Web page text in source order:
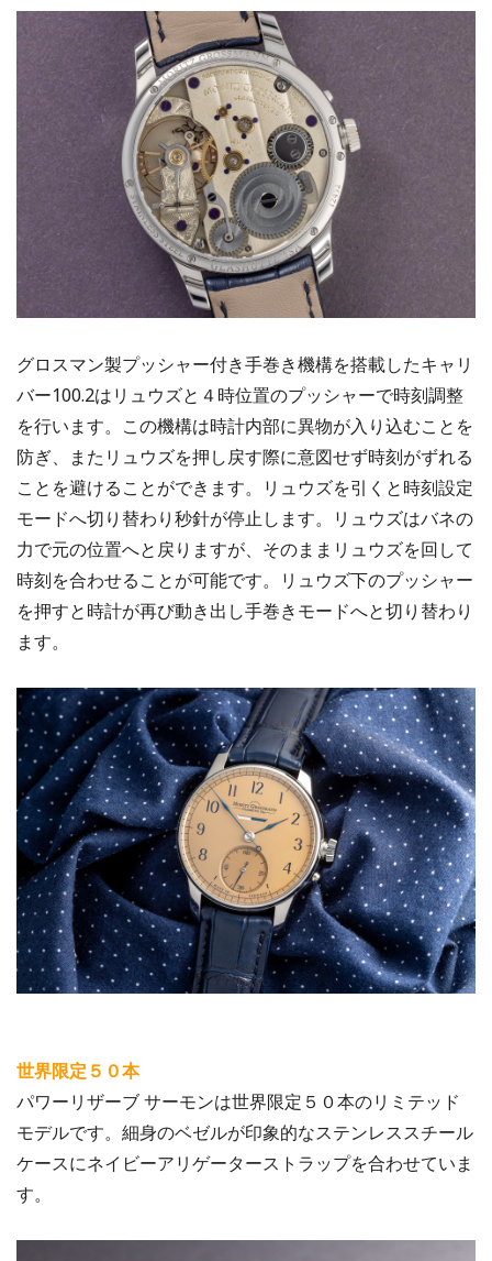
グロスマン製プッシャー付き手巻き機構を搭載したキャリ
バー100.2はリュウズと４時位置のプッシャーで時刻調整
を行います。この機構は時計内部に異物が入り込むことを
防ぎ、またリュウズを押し戻す際に意図せず時刻がずれる
ことを避けることができます。リュウズを引くと時刻設定
モードへ切り替わり秒針が停止します。リュウズはバネの
力で元の位置へと戻りますが、そのままリュウズを回して
時刻を合わせることが可能です。リュウズ下のプッシャー
を押すと時計が再び動き出し手巻きモードへと切り替わり
ます。
世界限定５０本
パワーリザーブ サーモンは世界限定５０本のリミテッド
モデルです。細身のベゼルが印象的なステンレススチール
ケースにネイビーアリゲーターストラップを合わせていま
す。